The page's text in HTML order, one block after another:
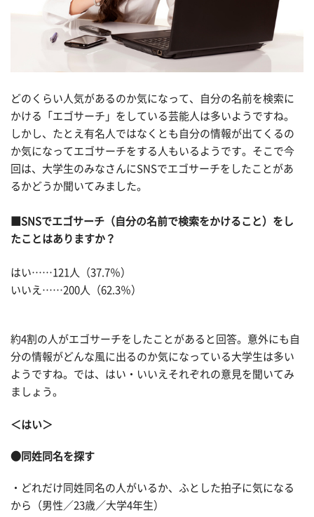
どのくらい人気があるのか気になって、自分の名前を検索に
かける「エゴサーチ」をしている芸能人は多いようですね。
しかし、たとえ有名人ではなくとも自分の情報が出てくるの
か気になってエゴサーチをする人もいるようです。そこで今
回は、大学生のみなさんにSNSでエゴサーチをしたことがあ
るかどうか聞いてみました。
■SNSでエゴサーチ（自分の名前で検索をかけること）をし
たことはありますか？
はい……121人（37.7％）
いいえ……200人（62.3％）
約4割の人がエゴサーチをしたことがあると回答。意外にも自
分の情報がどんな風に出るのか気になっている大学生は多い
ようですね。では、はい・いいえそれぞれの意見を聞いてみ
ましょう。
＜はい＞
●同姓同名を探す
・どれだけ同姓同名の人がいるか、ふとした拍子に気になる
から（男性／23歳／大学4年生）